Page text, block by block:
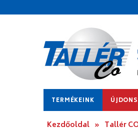
TERMÉKEINK
Kezdőoldal » Tallér